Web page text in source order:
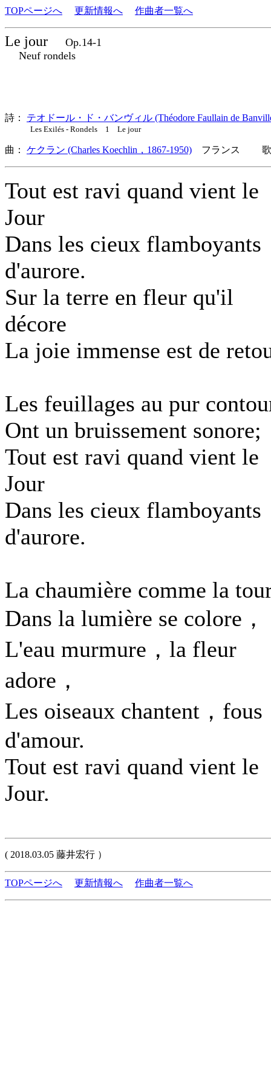
TOPページへ 更新情報へ 作曲者一覧へ
Le jour
Op.14-1
Neuf rondels
詩： テオドール・ド・バンヴィル (Théodore Faullain de
Les Exilés - Rondels 1 Le jour
曲： ケクラン (Charles Koechlin，1867-1950) フランス 歌詞
Tout est ravi quand vient le
Jour
Dans les cieux flamboyants
d'aurore.
Sur la terre en fleur qu'il
décore
La joie immense est de
Les feuillages au pur
Ont un bruissement sonore;
Tout est ravi quand vient le
Jour
Dans les cieux flamboyants
d'aurore.
La chaumière comme la
Dans la lumière se colore，
L'eau murmure，la fleur
adore，
Les oiseaux chantent，fous
d'amour.
Tout est ravi quand vient le
Jour.
( 2018.03.05 藤井宏行 ）
TOPページへ 更新情報へ 作曲者一覧へ